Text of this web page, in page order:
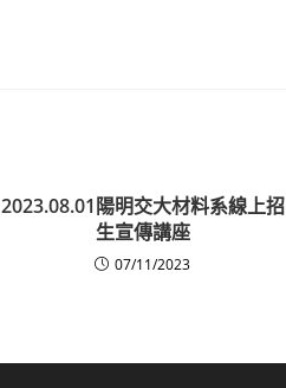
2023.08.01陽明交大材料系線上招
生宣傳講座
07/11/2023